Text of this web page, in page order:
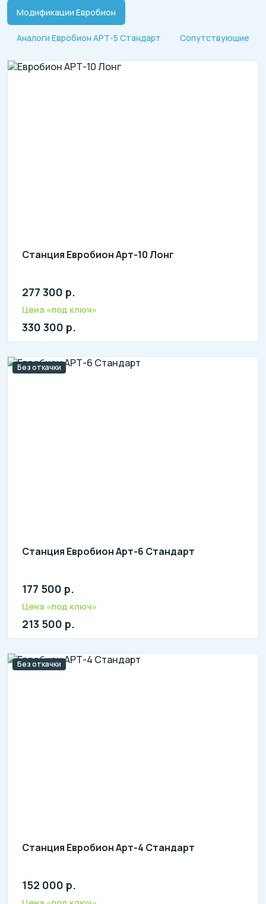
Модификации Евробион
Аналоги Евробион АРТ-5 Стандарт Сопутствующие
Станция Евробион Арт-10 Лонг
Количество человек: 8-10
литров в сутки: 2000
277 300 р.
Цена «под ключ»
330 300 р.
Без откачки
Станция Евробион Арт-6 Стандарт
Количество человек: 4-6
литров в сутки: 1200
177 500 р.
Цена «под ключ»
213 500 р.
Без откачки
Станция Евробион Арт-4 Стандарт
Количество человек: 2-4
литров в сутки: 800
152 000 р.